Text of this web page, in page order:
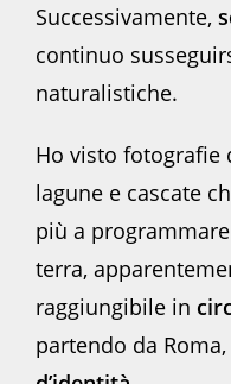
Successivamente,
continuo
naturalistiche.
Ho visto fotografie
lagune e cascate
più a
terra,
raggiungibile in
partendo da